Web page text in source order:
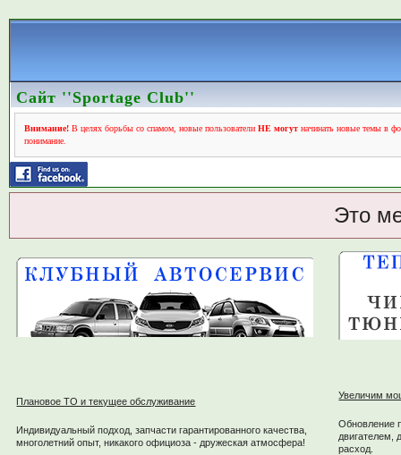
Сайт ''Sportage Club''
Внимание!В целях борьбы со спамом, новые пользователи НЕ могутначинать новые темы в
понимание.
Это
Плановое ТО и текущее обслуживание
Индивидуальный подход, запчасти гарантированного качества,
многолетний опыт, никакого официоза - дружеская атмосфера!
Увеличим
Обновление
двигателем,
расход.